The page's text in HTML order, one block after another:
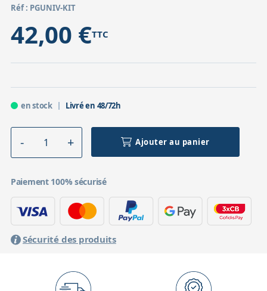
Réf : PGUNIV-KIT
42,00 €TTC
en stock Livré en 48/72h
Ajouter au panier
Paiement 100% sécurisé
Sécurité des produits